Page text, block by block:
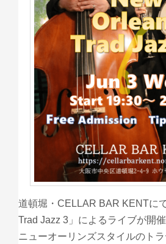
道頓堀・CELLAR BAR KENTに
Trad Jazz 3」によるライブが開催
ニューオーリンズスタイルのト